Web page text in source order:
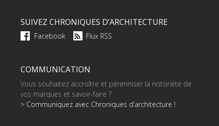
SUIVEZ CHRONIQUES D’ARCHITECTURE
Facebook Flux RSS
COMMUNICATION
Vous souhaitez accroître et pérenniser la notoriété de
vos marques et savoir-faire ?
> Communiquez avec Chroniques d’architecture !